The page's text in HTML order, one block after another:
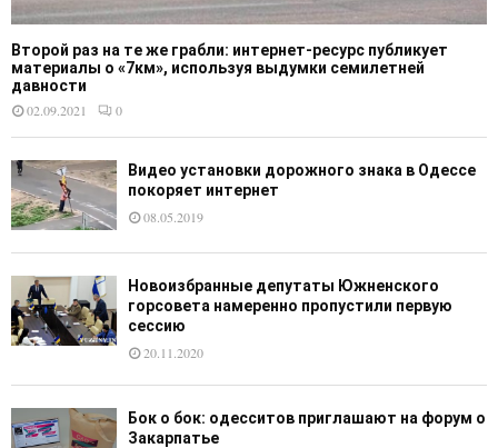
Второй раз на те же грабли: интернет-ресурс публикует
материалы о «7км», используя выдумки семилетней
давности
02.09.2021
0
Видео установки дорожного знака в Одессе
покоряет интернет
08.05.2019
Новоизбранные депутаты Южненского
горсовета намеренно пропустили первую
сессию
20.11.2020
Бок о бок: одесситов приглашают на форум о
Закарпатье